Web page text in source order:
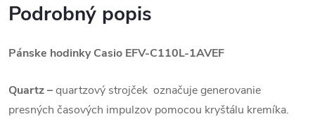
Podrobný popis
Pánske hodinky Casio EFV-C110L-1AVEF
Quartz–quartzový strojček označuje generovanie
presných časových impulzov pomocou kryštálu kremíka.